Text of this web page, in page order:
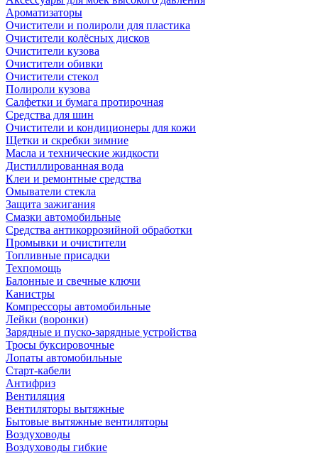
Ароматизаторы
Очистители и полироли для пластика
Очистители колёсных дисков
Очистители кузова
Очистители обивки
Очистители стекол
Полироли кузова
Салфетки и бумага протирочная
Средства для шин
Очистители и кондиционеры для кожи
Щетки и скребки зимние
Масла и технические жидкости
Дистиллированная вода
Клеи и ремонтные средства
Омыватели стекла
Защита зажигания
Смазки автомобильные
Средства антикоррозийной обработки
Промывки и очистители
Топливные присадки
Техпомощь
Балонные и свечные ключи
Канистры
Компрессоры автомобильные
Лейки (воронки)
Зарядные и пуско-зарядные устройства
Тросы буксировочные
Лопаты автомобильные
Старт-кабели
Антифриз
Вентиляция
Вентиляторы вытяжные
Бытовые вытяжные вентиляторы
Воздуховоды
Воздуховоды гибкие